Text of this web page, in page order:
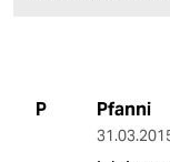
P Pfanni